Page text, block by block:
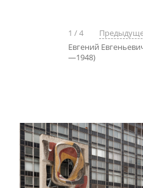
1 /4
Евгений
—1948)